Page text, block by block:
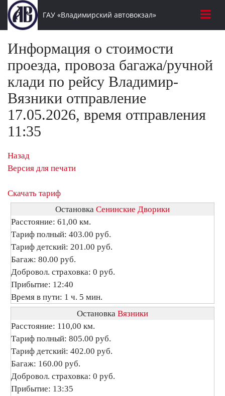
ГАУ «Владимирский автовокзал»
Информация о стоимости
проезда, провоза багажа/ручной
клади по рейсу Владимир-
Вязники отправление
17.05.2026, время отправления
11:35
Назад
Версия для печати
Скачать тариф
Остановка Сенинские Дворики
Расстояние: 61,00 км.
Тариф полный: 403.00 руб.
Тариф детский: 201.00 руб.
Багаж: 80.00 руб.
Добровол. страховка: 0 руб.
Прибытие: 12:40
Время в пути: 1 ч. 5 мин.
Остановка Вязники
Расстояние: 110,00 км.
Тариф полный: 805.00 руб.
Тариф детский: 402.00 руб.
Багаж: 160.00 руб.
Добровол. страховка: 0 руб.
Прибытие: 13:35